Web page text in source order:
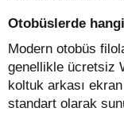
Otobüslerde
Modern otobüs
genellikle ücretsiz
koltuk arkası
standart olarak